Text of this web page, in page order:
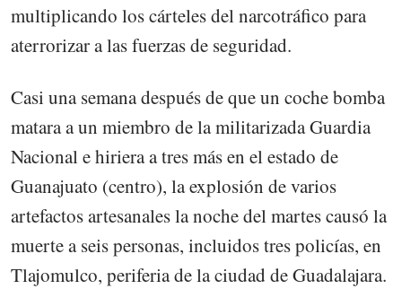
multiplicando los cárteles del narcotráfico para
aterrorizar a las fuerzas de seguridad.
Casi una semana después de que un coche bomba
matara a un miembro de la militarizada Guardia
Nacional e hiriera a tres más en el estado de
Guanajuato (centro), la explosión de varios
artefactos artesanales la noche del martes causó la
muerte a seis personas, incluidos tres policías, en
Tlajomulco, periferia de la ciudad de Guadalajara.